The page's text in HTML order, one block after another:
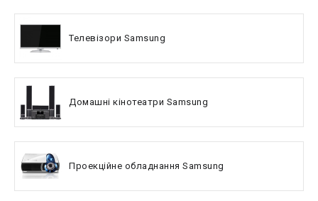
Телевізори Samsung
Домашні кінотеатри Samsung
Проекційне обладнання Samsung